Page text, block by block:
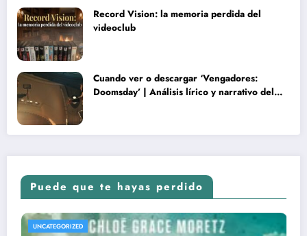
Record Vision: la memoria perdida del
videoclub
Cuando ver o descargar ‘Vengadores:
Doomsday’ | Análisis lírico y narrativo del
Puede que te hayas perdido
UNCATEGORIZED